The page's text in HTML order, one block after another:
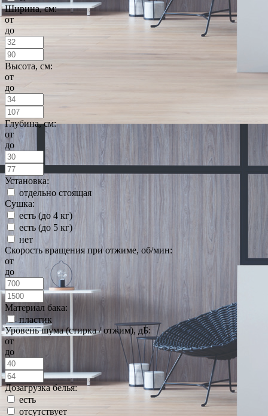
Ширина, см:
от
до
Высота, см:
от
до
Глубина, см:
от
до
Установка:
отдельно стоящая
Сушка:
есть (до 4 кг)
есть (до 5 кг)
нет
Скорость вращения при отжиме, об/мин:
от
до
Материал бака:
пластик
Уровень шума (стирка / отжим), дБ:
от
до
Дозагрузка белья:
есть
отсутствует